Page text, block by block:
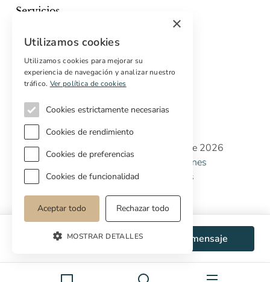
WhatsApp Enviar mensaje
Servicios
Compradores internacionales
Propiedades off-market
Servicios para compradores
Copyright © Cottage Properties Real Estate 2026
Política de Privacidad
Terminos y Condiciones
Política de CookiesPreferencias de cookies
×
Utilizamos cookies
Utilizamos cookies para mejorar su
experiencia de navegación y analizar nuestro
tráfico. Ver política de cookies
Cookies estrictamente necesarias
Cookies de rendimiento
Cookies de preferencias
Cookies de funcionalidad
Aceptar todo Rechazar todo
MOSTRAR DETALLES